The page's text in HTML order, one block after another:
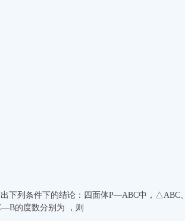
下列条件下的结论：四面体P—ABC中，△ABC、
的度数分别为 ，则